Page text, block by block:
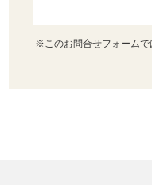
※このお問合せフォームで